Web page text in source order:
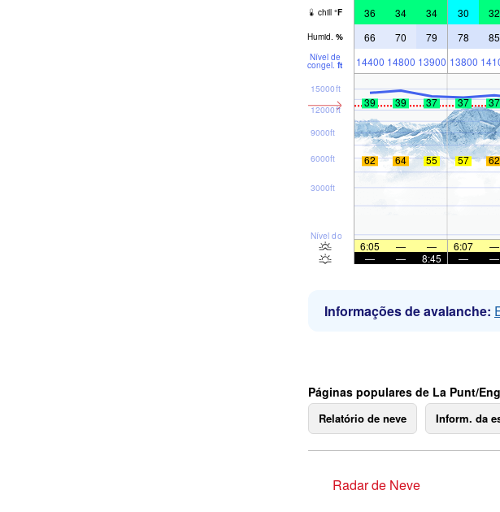
chill °F 36 34 34 30 32
Humid. % 66 70 79 78 85
Nível de
congel. ft 14400 14800 13900 13800
Nível do mar
3000ft
6000ft
9000ft
12000ft
15000ft
39 39 37 37 37
62 64 55 57 62
6:05 — — 6:07 —
—
— 8:45 — —
Informações de avalanche:
Páginas populares de La Punt/
Relatório de neve Inform. da
Radar de Neve